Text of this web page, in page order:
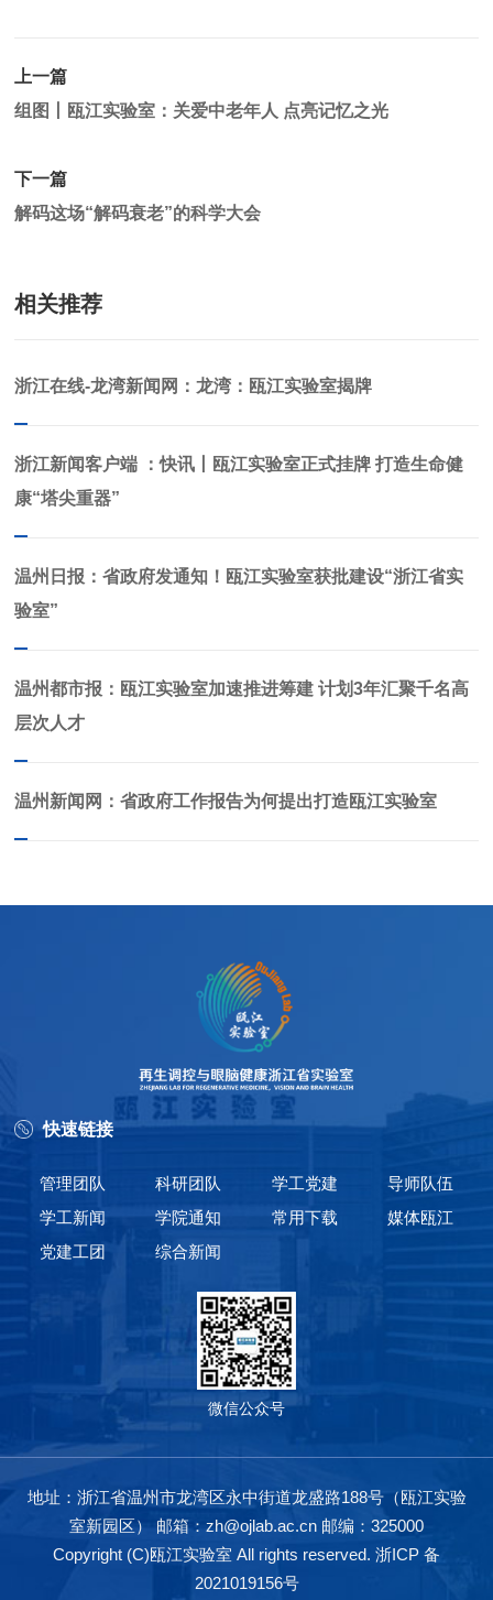
上一篇
组图丨瓯江实验室：关爱中老年人 点亮记忆之光
下一篇
解码这场“解码衰老”的科学大会
相关推荐
浙江在线-龙湾新闻网：龙湾：瓯江实验室揭牌
浙江新闻客户端 ：快讯丨瓯江实验室正式挂牌 打造生命健
康“塔尖重器”
温州日报：省政府发通知！瓯江实验室获批建设“浙江省实
验室”
温州都市报：瓯江实验室加速推进筹建 计划3年汇聚千名高
层次人才
温州新闻网：省政府工作报告为何提出打造瓯江实验室
快速链接
管理团队 科研团队 学工党建
导师队伍
学工新闻
学院通知 常用下载
媒体瓯江
党建工团
综合新闻
微信公众号
地址：浙江省温州市龙湾区永中街道龙盛路188号（瓯江实验
室新园区） 邮箱：zh@ojlab.ac.cn 邮编：325000
Copyright (C)瓯江实验室 All rights reserved. 浙ICP 备
2021019156号